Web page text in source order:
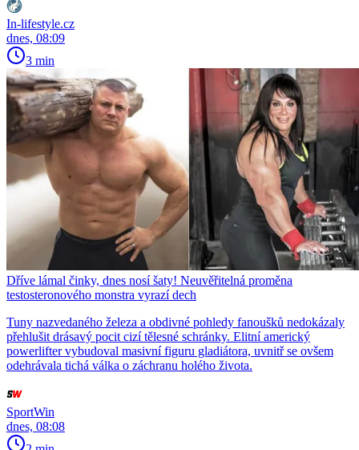
In-lifestyle.cz
dnes, 08:09
3 min
Dříve lámal činky, dnes nosí šaty! Neuvěřitelná proměna
testosteronového monstra vyrazí dech
Tuny nazvedaného železa a obdivné pohledy fanoušků nedokázaly
přehlušit drásavý pocit cizí tělesné schránky. Elitní americký
powerlifter vybudoval masivní figuru gladiátora, uvnitř se ovšem
odehrávala tichá válka o záchranu holého života.
SportWin
dnes, 08:08